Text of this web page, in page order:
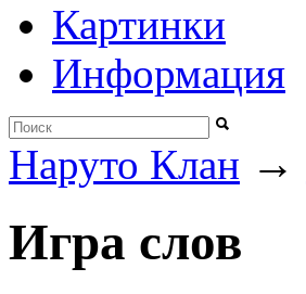
Картинки
Информация
Наруто Клан →
Игра слов